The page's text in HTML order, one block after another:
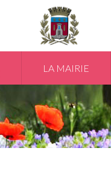
LA MAIRIE